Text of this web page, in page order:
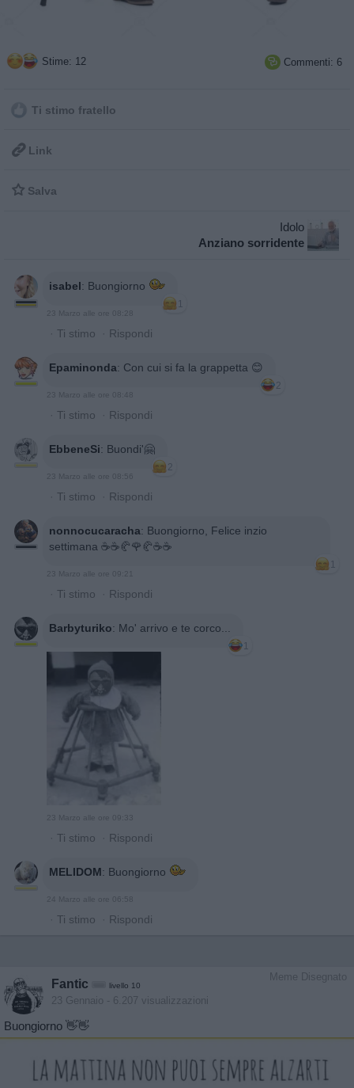
Stime: 12  Commenti: 6
Ti stimo fratello
 Link
 Salva
Idolo
Anziano sorridente
isabel: Buongiorno
1
23 Marzo alle ore 08:28
· Ti stimo · Rispondi
Epaminonda: Con cui si fa la grappetta 😊
2
23 Marzo alle ore 08:48
· Ti stimo · Rispondi
EbbeneSi: Buondi'🤗
2
23 Marzo alle ore 08:56
· Ti stimo · Rispondi
nonnocucaracha: Buongiorno, Felice inzio
settimana ☕️☕️🥐🌹🥐☕️☕️
1
23 Marzo alle ore 09:21
· Ti stimo · Rispondi
Barbyturiko: Mo' arrivo e te corco...
1
23 Marzo alle ore 09:33
· Ti stimo · Rispondi
MELIDOM: Buongiorno
24 Marzo alle ore 06:58
· Ti stimo · Rispondi
Meme Disegnato
Fantic livello 10
23 Gennaio - 6.207 visualizzazioni
Buongiorno 👋👋